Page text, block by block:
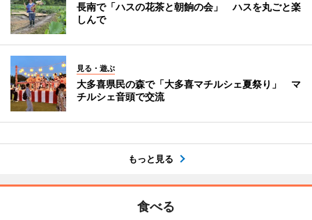
長南で「ハスの花茶と朝餉の会」 ハスを丸ごと楽
しんで
見る・遊ぶ
大多喜県民の森で「大多喜マチルシェ夏祭り」 マ
チルシェ音頭で交流
もっと見る
食べる